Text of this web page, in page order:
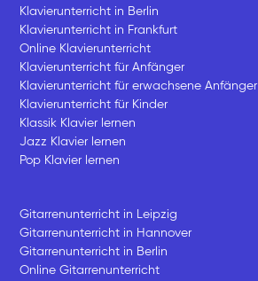
Klavierunterricht in Berlin
Klavierunterricht in Frankfurt
Online Klavierunterricht
Klavierunterricht für Anfänger
Klavierunterricht für erwachsene Anfänger
Klavierunterricht für Kinder
Klassik Klavier lernen
Jazz Klavier lernen
Pop Klavier lernen
Gitarrenunterricht in Leipzig
Gitarrenunterricht in Hannover
Gitarrenunterricht in Berlin
Online Gitarrenunterricht